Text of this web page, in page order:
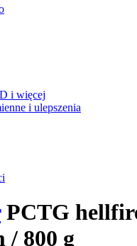
i więcej
i ulepszenia
PCTG
/ 800 g